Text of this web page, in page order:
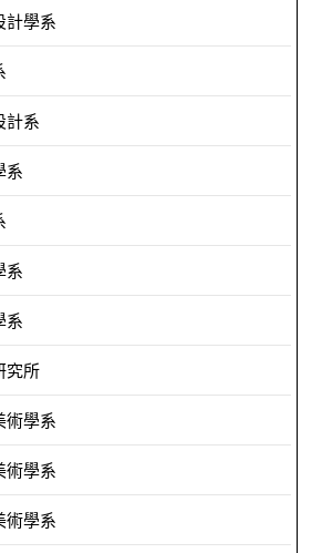
計學系
計系
系
系
系
究所
術學系
術學系
術學系